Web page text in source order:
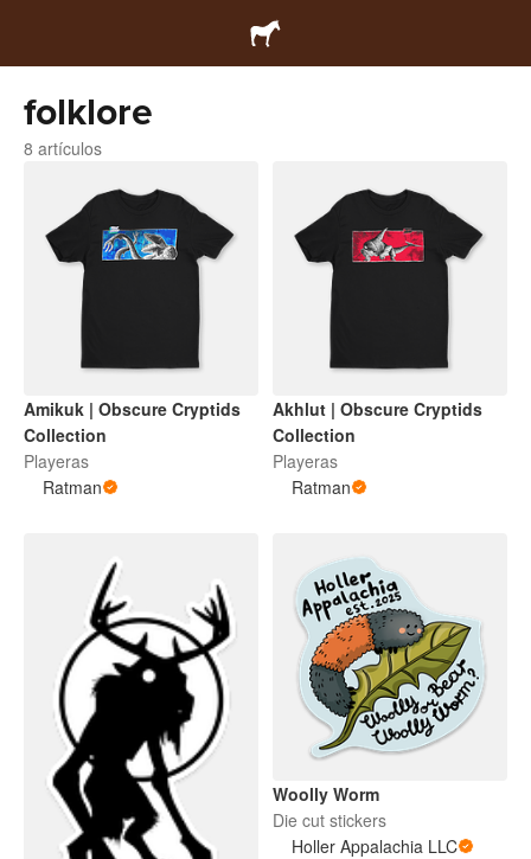
folklore
8 artículos
Amikuk | Obscure Cryptids
Collection
Playeras
Ratman
Akhlut | Obscure Cryptids
Collection
Playeras
Ratman
Woolly Worm
Die cut stickers
Holler Appalachia LLC